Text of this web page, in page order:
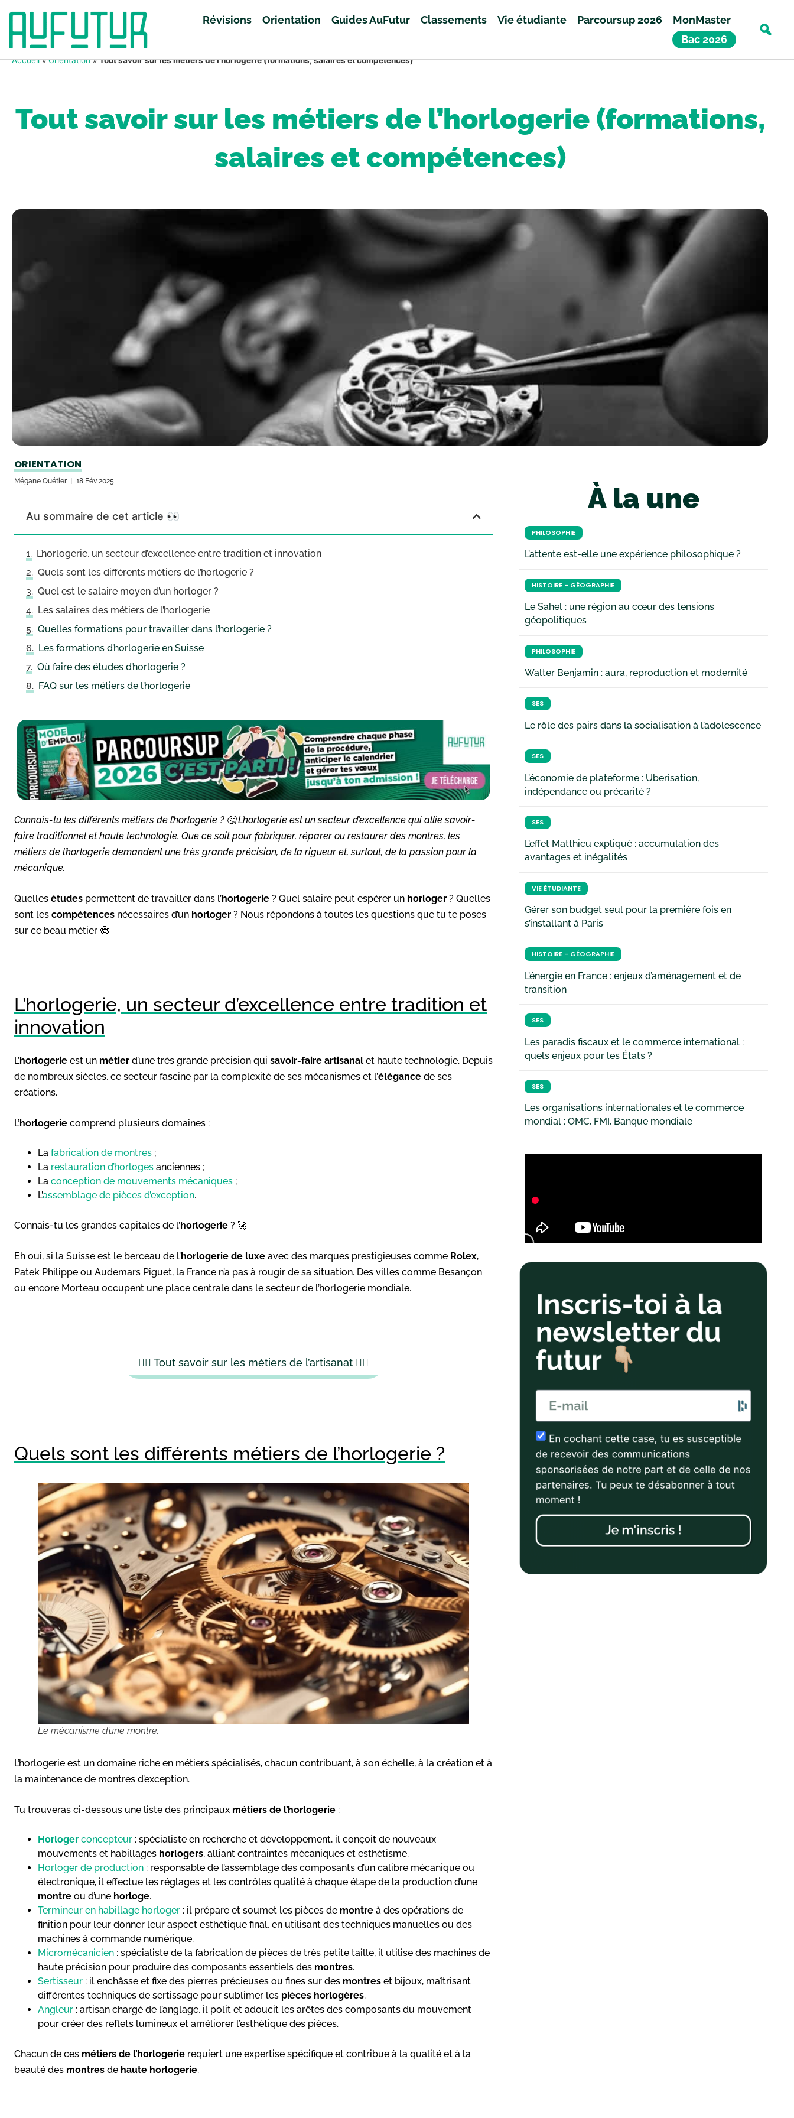
Révisions Orientation Guides AuFutur Classements Vie étudiante Parcoursup 2026
MonMaster
Bac 2026
Accueil»Orientation»Tout savoir sur les métiers de l’horlogerie (formations, salaires et compétences)
Tout savoir sur les métiers de l’horlogerie (formations,
salaires et compétences)
ORIENTATION
Mégane Quétier 18 Fév 2025
Au sommaire de cet article 👀
L’horlogerie, un secteur d’excellence entre tradition et innovation
Quels sont les différents métiers de l’horlogerie ?
Quel est le salaire moyen d’un horloger ?
Les salaires des métiers de l’horlogerie
Quelles formations pour travailler dans l’horlogerie ?
Les formations d’horlogerie en Suisse
Où faire des études d’horlogerie ?
FAQ sur les métiers de l’horlogerie
Connais-tu les différents métiers de l’horlogerie ? 🤔 L’horlogerie est un secteur d’excellence qui allie savoir-
faire traditionnel et haute technologie. Que ce soit pour fabriquer, réparer ou restaurer des montres, les
métiers de l’horlogerie demandent une très grande précision, de la rigueur et, surtout, de la passion pour la
mécanique.
Quelles études permettent de travailler dans l’horlogerie ? Quel salaire peut espérer un horloger ? Quelles
sont les compétences nécessaires d’un horloger ? Nous répondons à toutes les questions que tu te poses
sur ce beau métier 🤓
L’horlogerie, un secteur d’excellence entre tradition et
innovation
L’horlogerie est un métier d’une très grande précision qui savoir-faire artisanal et haute technologie. Depuis
de nombreux siècles, ce secteur fascine par la complexité de ses mécanismes et l’élégance de ses
créations.
L’horlogerie comprend plusieurs domaines :
La fabrication de montres ;
La restauration d’horloges anciennes ;
La conception de mouvements mécaniques ;
L’assemblage de pièces d’exception.
Connais-tu les grandes capitales de l’horlogerie ? 🚀
Eh oui, si la Suisse est le berceau de l’horlogerie de luxe avec des marques prestigieuses comme Rolex,
Patek Philippe ou Audemars Piguet, la France n’a pas à rougir de sa situation. Des villes comme Besançon
ou encore Morteau occupent une place centrale dans le secteur de l’horlogerie mondiale.
👉🏻 Tout savoir sur les métiers de l’artisanat 👈🏻
Quels sont les différents métiers de l’horlogerie ?
Le mécanisme d’une montre.
L’horlogerie est un domaine riche en métiers spécialisés, chacun contribuant, à son échelle, à la création et à
la maintenance de montres d’exception.
Tu trouveras ci-dessous une liste des principaux métiers de l’horlogerie :
Horloger concepteur : spécialiste en recherche et développement, il conçoit de nouveaux
mouvements et habillages horlogers, alliant contraintes mécaniques et esthétisme.
Horloger de production : responsable de l’assemblage des composants d’un calibre mécanique ou
électronique, il effectue les réglages et les contrôles qualité à chaque étape de la production d’une
montre ou d’une horloge.
Termineur en habillage horloger : il prépare et soumet les pièces de montre à des opérations de
finition pour leur donner leur aspect esthétique final, en utilisant des techniques manuelles ou des
machines à commande numérique.
Micromécanicien : spécialiste de la fabrication de pièces de très petite taille, il utilise des machines de
haute précision pour produire des composants essentiels des montres.
Sertisseur : il enchâsse et fixe des pierres précieuses ou fines sur des montres et bijoux, maîtrisant
différentes techniques de sertissage pour sublimer les pièces horlogères.
Angleur : artisan chargé de l’anglage, il polit et adoucit les arêtes des composants du mouvement
pour créer des reflets lumineux et améliorer l’esthétique des pièces.
Chacun de ces métiers de l’horlogerie requiert une expertise spécifique et contribue à la qualité et à la
beauté des montres de haute horlogerie.
À la une
PHILOSOPHIE
L’attente est-elle une expérience philosophique ?
HISTOIRE - GÉOGRAPHIE
Le Sahel : une région au cœur des tensions
géopolitiques
PHILOSOPHIE
Walter Benjamin : aura, reproduction et modernité
SES
Le rôle des pairs dans la socialisation à l’adolescence
SES
L’économie de plateforme : Uberisation,
indépendance ou précarité ?
SES
L’effet Matthieu expliqué : accumulation des
avantages et inégalités
VIE ÉTUDIANTE
Gérer son budget seul pour la première fois en
s’installant à Paris
HISTOIRE - GÉOGRAPHIE
L’énergie en France : enjeux d’aménagement et de
transition
SES
Les paradis fiscaux et le commerce international :
quels enjeux pour les États ?
SES
Les organisations internationales et le commerce
mondial : OMC, FMI, Banque mondiale